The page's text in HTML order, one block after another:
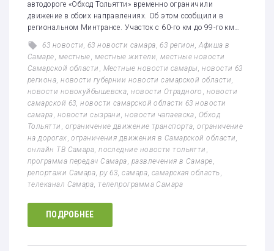
автодороге «Обход Тольятти» временно ограничили
движение в обоих направлениях. Об этом сообщили в
региональном Минтрансе. Участок с 60-го км до 99-го км…
63 новости, 63 новости самара,63 регион,Афиша в
Самаре, местные, местные жители, местные новости
Самарской области , Местные новости самары,новости 63
региона,новости губернии новости самарской области,
новости новокуйбышевска,новости Отрадного , новости
самарской 63,новости самарской области 63 новости
самара, новости сызрани,новости чапаевска, Обход
Тольятти , ограничение движение транспорта,ограничение
на дорогах,ограничения движения в Самарской области,
онлайн ТВ Самара,последние новости тольятти ,
программа передач Самара, развлечения в Самаре,
репортажи Самара,ру 63,самара, самарская область,
телеканал Самара,телепрограмма Самара
ПОДРОБНЕЕ